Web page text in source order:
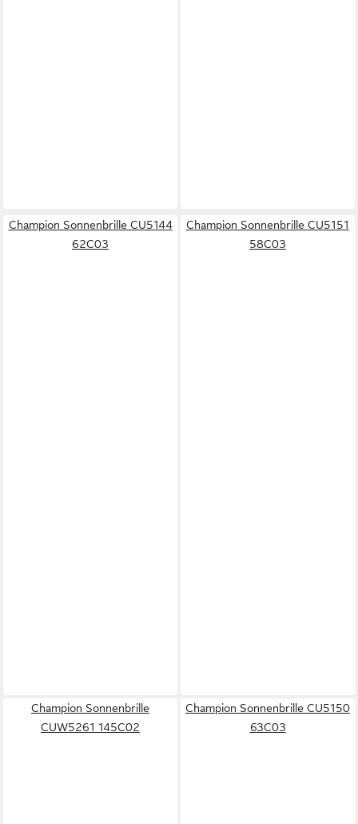
Champion Sonnenbrille CU5144
62C03
Champion Sonnenbrille CU5151
58C03
Champion Sonnenbrille
CUW5261 145C02
Champion Sonnenbrille CU5150
63C03